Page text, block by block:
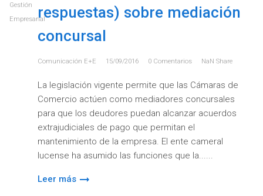
Gestión
Empresarialrespuestas) sobre mediación
concursal
Comunicación E+e 15/09/2016 0 Comentarios NaN Share
La legislación vigente permite que las Cámaras de
Comercio actúen como mediadores concursales
para que los deudores puedan alcanzar acuerdos
extrajudiciales de pago que permitan el
mantenimiento de la empresa. El ente cameral
lucense ha asumido las funciones que la...
Leer más